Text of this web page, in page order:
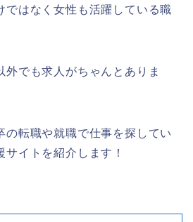
ではなく女性も活躍している職
外でも求人がちゃんとありま
の転職や就職で仕事を探してい
イトを紹介します！